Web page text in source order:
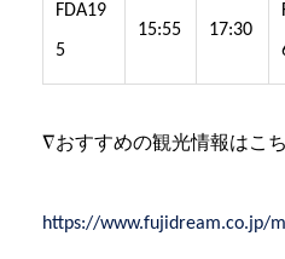
FDA19
5
15:55 17:30
∇おすすめの観光情報はこ
https://www.fujidream.co.jp/